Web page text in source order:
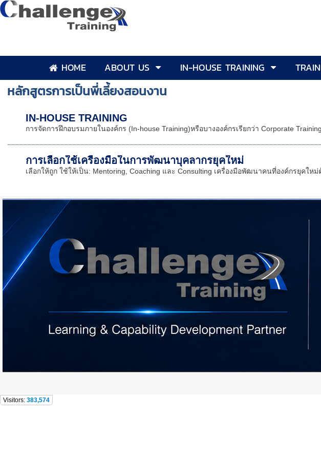
HOME ABOUT US IN-HOUSE TRAINING
หลักสูตรการเป็นพี่เลี้ยงสอนงาน
IN-HOUSE TRAINING
การจัดการฝึกอบรมภายในองค์กร (In-house Training)หรือบางองค์กรเรียกว่า Corporate
การเลือกใช้เครื่องมือในการพัฒนาบุคลากรยุคใหม่
เลือกให้ถูก ใช้ให้เป็น: Mentoring, Coaching และ Consulting เครื่องมือพัฒนาคนที่องค์กรยุคให
Visitors: 383,574